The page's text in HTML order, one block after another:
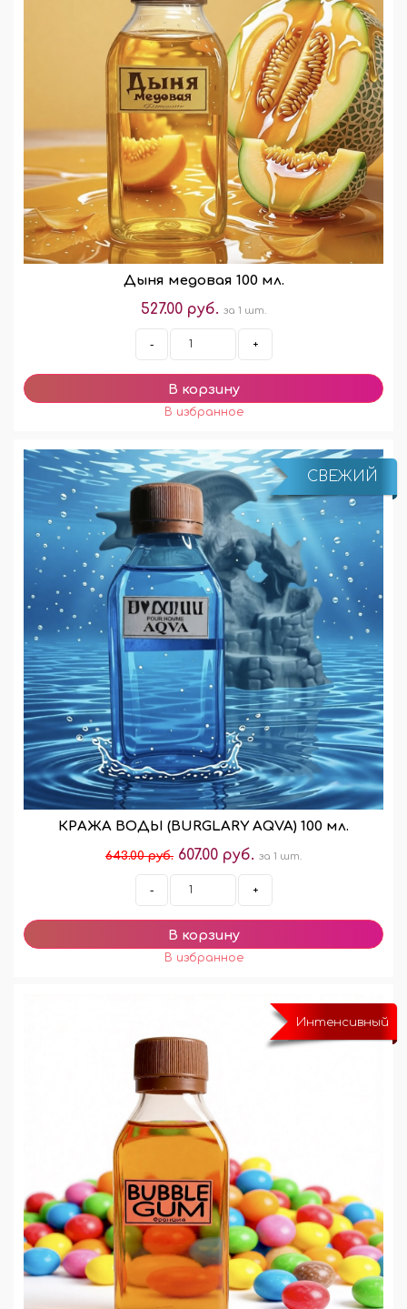
Дыня медовая 100 мл.
527.00 руб. за 1 шт.
- +
СВЕЖИЙ
КРАЖА ВОДЫ (BURGLARY AQVA) 100 мл.
643.00 руб. 607.00 руб. за 1 шт.
- +
Интенсивный